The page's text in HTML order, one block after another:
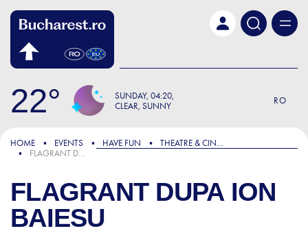
22 SUNDAY 04:20
CLEAR, SUNNY
RO
HOME EVENTS HAVE FUN
THEATRE & CINEMA
FLAGRANT DUPA ION BAIESU
FLAGRANT DUPA ION
BAIESU